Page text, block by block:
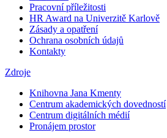
Pracovní příležitosti
HR Award na Univerzitě Karlově
Zásady a opatření
Ochrana osobních údajů
Kontakty
Zdroje
Knihovna Jana Kmenty
Centrum akademických dovedností
Centrum digitálních médií
Pronájem prostor